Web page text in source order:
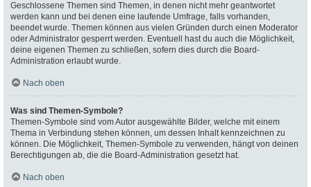
Geschlossene Themen sind Themen, in denen nicht mehr geantwortet
werden kann und bei denen eine laufende Umfrage, falls vorhanden,
beendet wurde. Themen können aus vielen Gründen durch einen Moderator
oder Administrator gesperrt werden. Eventuell hast du auch die Möglichkeit,
deine eigenen Themen zu schließen, sofern dies durch die Board-
Administration erlaubt wurde.
Nach oben
Was sind Themen-Symbole?
Themen-Symbole sind vom Autor ausgewählte Bilder, welche mit einem
Thema in Verbindung stehen können, um dessen Inhalt kennzeichnen zu
können. Die Möglichkeit, Themen-Symbole zu verwenden, hängt von deinen
Berechtigungen ab, die die Board-Administration gesetzt hat.
Nach oben